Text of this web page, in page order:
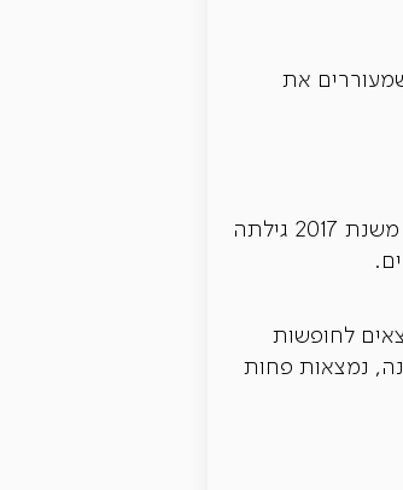
את
מחקר משנת 2014 מצא שלמידת מיומנויות מרובות שיפרה את הזיכרון והתפקוד הביצועי אצל מבוגרים. סקירה משנת 2017 גילתה
לחופשות
בשנה, נמצאות פחות